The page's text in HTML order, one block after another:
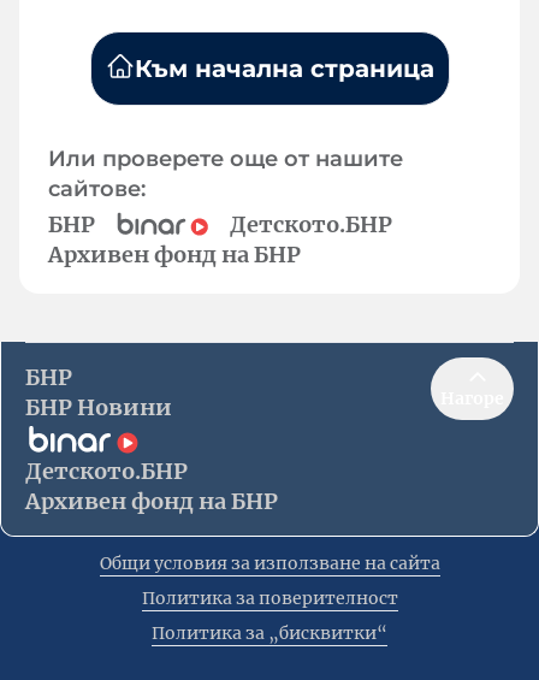
Към начална страница
Или проверете още от нашите
сайтове:
БНР
Детското.БНР
Архивен фонд на БНР
БНР
БНР Новини
Детското.БНР
Архивен фонд на БНР
Общи условия за използване на сайта
Политика за поверителност
Политика за „бисквитки“